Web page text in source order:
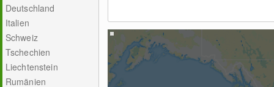
Deutschland
Italien
Schweiz
Tschechien
Liechtenstein
Rumänien